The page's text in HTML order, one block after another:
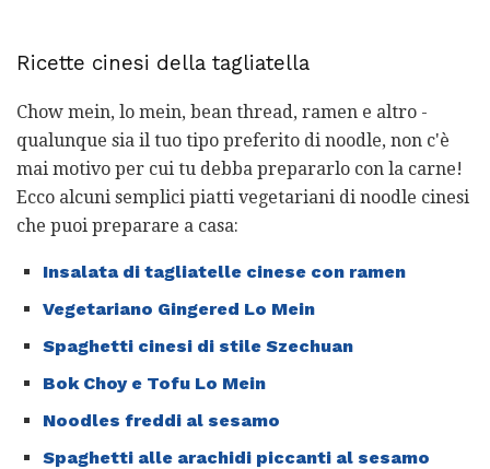
Ricette cinesi della tagliatella
Chow mein, lo mein, bean thread, ramen e altro -
qualunque sia il tuo tipo preferito di noodle, non c'è
mai motivo per cui tu debba prepararlo con la carne!
Ecco alcuni semplici piatti vegetariani di noodle cinesi
che puoi preparare a casa:
Insalata di tagliatelle cinese con ramen
Vegetariano Gingered Lo Mein
Spaghetti cinesi di stile Szechuan
Bok Choy e Tofu Lo Mein
Noodles freddi al sesamo
Spaghetti alle arachidi piccanti al sesamo